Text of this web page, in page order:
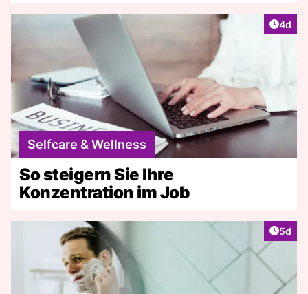
4d
Selfcare & Wellness
So steigern Sie Ihre
Konzentration im Job
5d